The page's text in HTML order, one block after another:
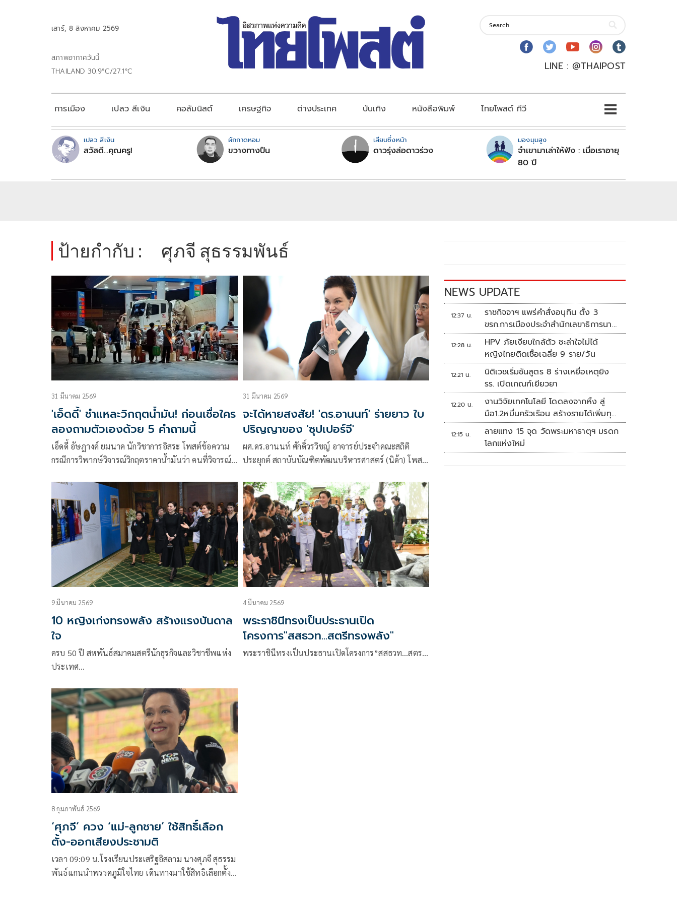
เสาร์, 8 สิงหาคม 2569
สภาพอากาศวันนี้
THAILAND 30.9°C/27.1°C
LINE : @THAIPOST
การเมือง เปลว สีเงิน คอลัมนิสต์ เศรษฐกิจ ต่างประเทศ บันเทิง หนังสือพิมพ์ ไทยโพสต์ ทีวี
เปลว สีเงิน
สวัสดี...คุณครู!
ผักกาดหอม
ขวางทางปืน
เสียบซึ่งหน้า
ดาวรุ่งส่อดาวร่วง
มองมุมสูง
จำเขามาเล่าให้ฟัง : เมื่อเราอายุ
80 ปี
ป้ายกำกับ : ศุภจี สุธรรมพันธ์
31 มีนาคม 2569
'เอ็ดดี้' ชำแหละวิกฤตน้ำมัน! ก่อนเชื่อใคร
ลองถามตัวเองด้วย 5 คำถามนี้
เอ็ดดี้ อัษฎางค์ ยมนาค นักวิชาการอิสระ โพสต์ข้อความ
กรณีการวิพากษ์วิจารณ์วิกฤตราคาน้ำมันว่า คนที่วิจารณ์
31 มีนาคม 2569
จะได้หายสงสัย! 'ดร.อานนท์' ร่ายยาว ใบ
ปริญญาของ 'ซุปเปอร์จี'
ผศ.ดร.อานนท์ ศักดิ์วรวิชญ์ อาจารย์ประจำคณะสถิติ
ประยุกต์ สถาบันบัณฑิตพัฒนบริหารศาสตร์ (นิด้า) โพสต์
9 มีนาคม 2569
10 หญิงเก่งทรงพลัง สร้างแรงบันดาล
ใจ
ครบ 50 ปี สหพันธ์สมาคมสตรีนักธุรกิจและวิชาชีพแห่ง
ประเทศ…
4 มีนาคม 2569
พระราชินีทรงเป็นประธานเปิด
โครงการ"สสธวท...สตรีทรงพลัง"
พระราชินีทรงเป็นประธานเปิดโครงการ”สสธวท…สตร…
8 กุมภาพันธ์ 2569
‘ศุภจี’ ควง ‘แม่-ลูกชาย’ ใช้สิทธิ์เลือก
ตั้ง-ออกเสียงประชามติ
เวลา 09:09 น.โรงเรียนประเสริฐอิสลาม นางศุภจี สุธรรม
พันธ์แกนนำพรรคภูมิใจไทย เดินทางมาใช้สิทธิเลือกตั้ง
NEWS UPDATE
12:37 น.
ราชกิจจาฯ แพร่คำสั่งอนุทิน ตั้ง 3
ขรก.การเมืองประจำสำนักเลขาธิการนา
ยกฯ
12:28 น.
HPV ภัยเงียบใกล้ตัว ชะล่าใจไม่ได้
หญิงไทยติดเชื้อเฉลี่ย 9 ราย/วัน
12:21 น.
นิติเวชเริ่มชันสูตร 8 ร่างเหยื่อเหตุยิง
รร. เปิดเกณฑ์เยียวยา
12:20 น.
งานวิจัยเทคโนโลยี โดดลงจากหิ้ง สู่
มือ1.2หมื่นครัวเรือน สร้างรายได้เพิ่มทุก
เดือน
12:15 น.
ลายแทง 15 จุด วัดพระมหาธาตุฯ มรดก
โลกแห่งใหม่